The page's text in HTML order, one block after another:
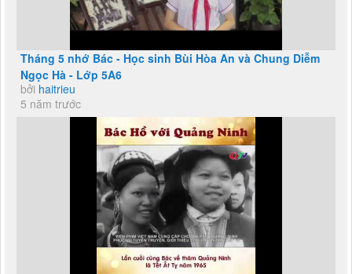
Tháng 5 nhớ Bác - Học sinh Bùi Hòa An và Chung Diễm
Ngọc Hà - Lớp 5A6
bởi haitrieu
5 năm trước